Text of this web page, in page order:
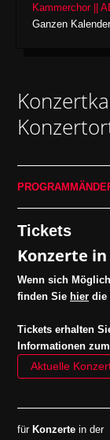
Kammerchor ||
Ganzen
Tickets
Konzerte in
Wenn sich
finden Sie hier die
Tickets erhalten
Informationen
Aktuelle
für Konzerte in der